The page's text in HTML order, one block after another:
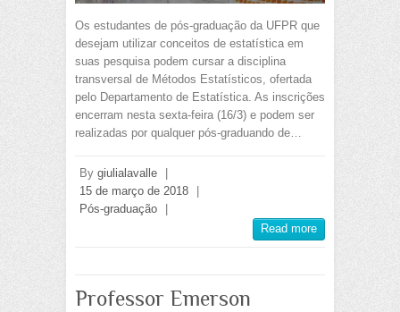
Os estudantes de pós-graduação da UFPR que
desejam utilizar conceitos de estatística em
suas pesquisa podem cursar a disciplina
transversal de Métodos Estatísticos, ofertada
pelo Departamento de Estatística. As inscrições
encerram nesta sexta-feira (16/3) e podem ser
realizadas por qualquer pós-graduando de…
By giulialavalle
15 de março de 2018
Pós-graduação
Read more
Professor Emerson